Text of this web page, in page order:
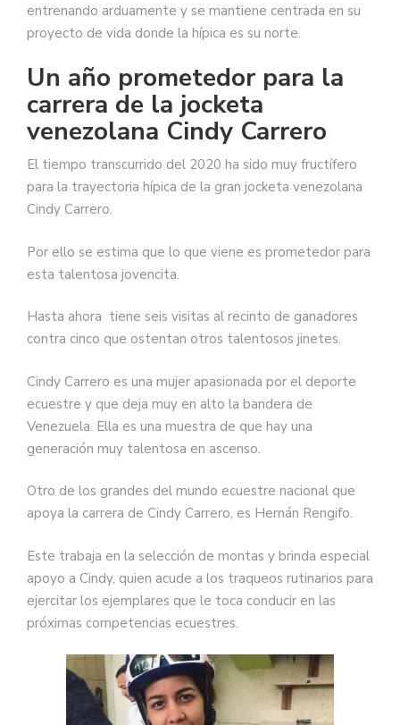
entrenando arduamente y se mantiene centrada en su
proyecto de vida donde la hípica es su norte.
Un año prometedor para la
carrera de la jocketa
venezolana Cindy Carrero
El tiempo transcurrido del 2020 ha sido muy fructífero
para la trayectoria hípica de la gran jocketa venezolana
Cindy Carrero.
Por ello se estima que lo que viene es prometedor para
esta talentosa jovencita.
Hasta ahora tiene seis visitas al recinto de ganadores
contra cinco que ostentan otros talentosos jinetes.
Cindy Carrero es una mujer apasionada por el deporte
ecuestre y que deja muy en alto la bandera de
Venezuela. Ella es una muestra de que hay una
generación muy talentosa en ascenso.
Otro de los grandes del mundo ecuestre nacional que
apoya la carrera de Cindy Carrero, es Hernán Rengifo.
Este trabaja en la selección de montas y brinda especial
apoyo a Cindy, quien acude a los traqueos rutinarios para
ejercitar los ejemplares que le toca conducir en las
próximas competencias ecuestres.